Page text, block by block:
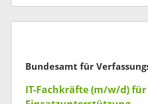
Bundesamt für
IT-Fachkräfte (m/w/d)